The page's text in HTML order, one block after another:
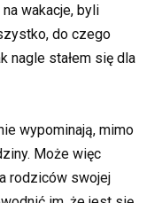
wakacje, byli
do czego
nagle stałem się dla
wypominają, mimo
Może więc
rodziców swojej